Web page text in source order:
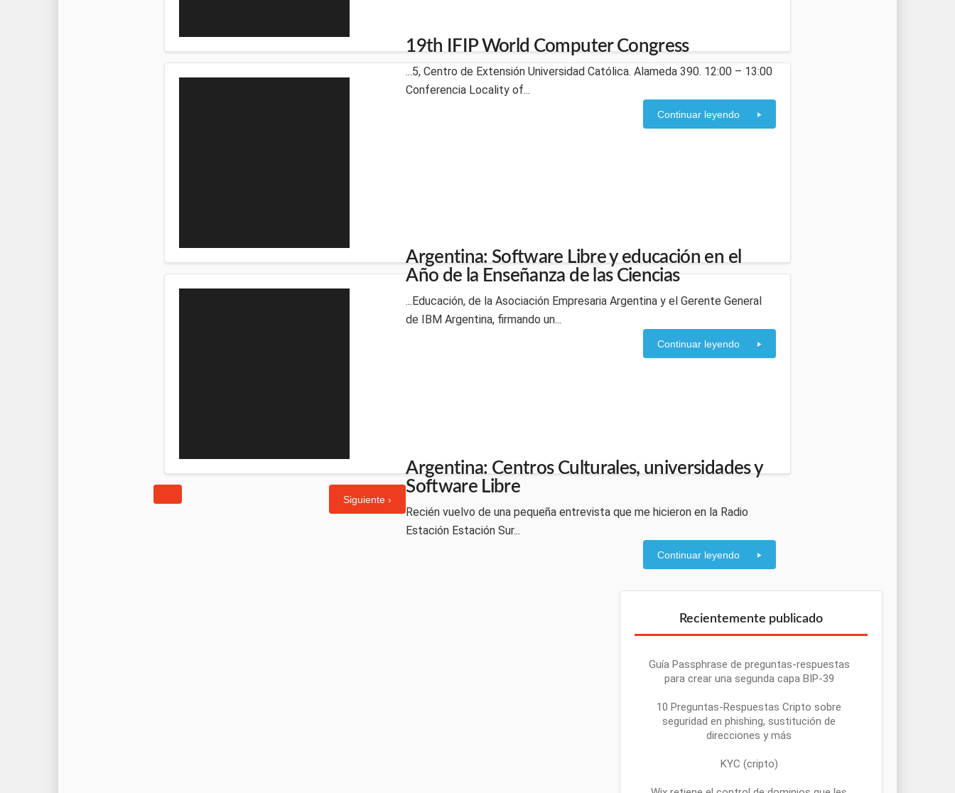
19th IFIP World Computer Congress
...5, Centro de Extensión Universidad Católica. Alameda 390. 12:00 – 13:00
Conferencia Locality of...
Continuar leyendo
Argentina: Software Libre y educación en el
Año de la Enseñanza de las Ciencias
...Educación, de la Asociación Empresaria Argentina y el Gerente General
de IBM Argentina, firmando un...
Continuar leyendo
Argentina: Centros Culturales, universidades y
Software Libre
Recién vuelvo de una pequeña entrevista que me hicieron en la Radio
Estación Estación Sur...
Continuar leyendo
Siguiente ›
Recientemente publicado
Guía Passphrase de preguntas-respuestas
para crear una segunda capa BIP-39
10 Preguntas-Respuestas Cripto sobre
seguridad en phishing, sustitución de
direcciones y más
KYC (cripto)